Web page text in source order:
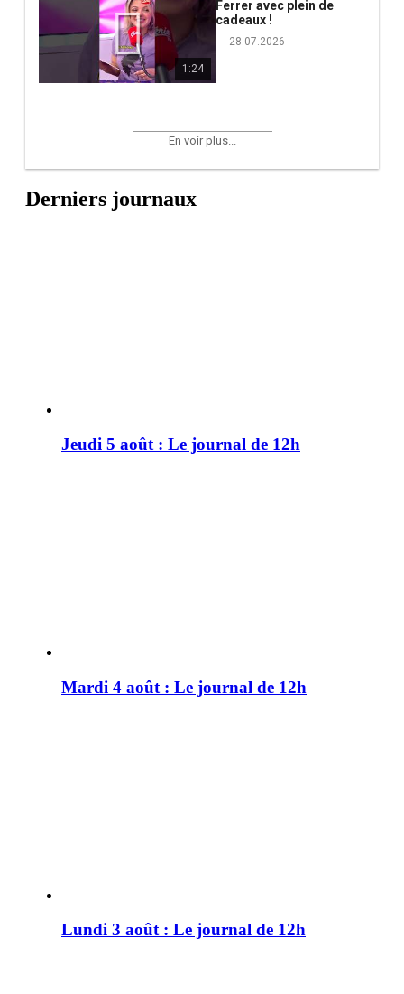
1:24
Ferrer avec plein de
cadeaux !
28.07.2026
En voir plus...
Derniers journaux
Jeudi 5 août : Le journal de 12h
Mardi 4 août : Le journal de 12h
Lundi 3 août : Le journal de 12h